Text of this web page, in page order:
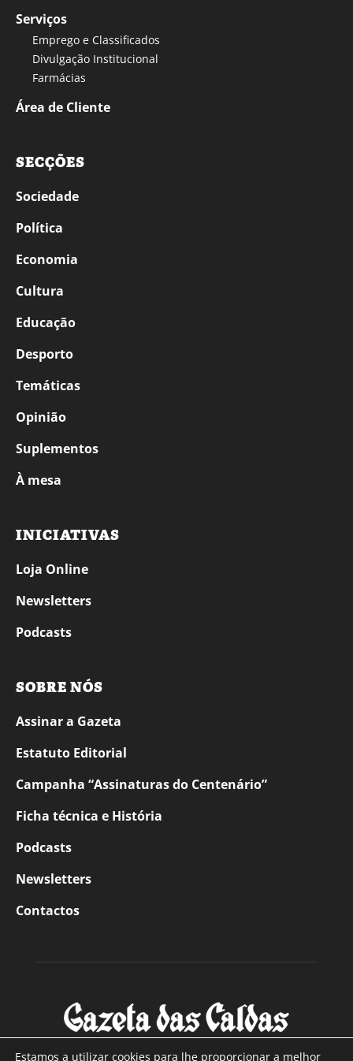
Serviços
Emprego e Classificados
Divulgação Institucional
Farmácias
Área de Cliente
SECÇÕES
Sociedade
Política
Economia
Cultura
Educação
Desporto
Temáticas
Opinião
Suplementos
À mesa
INICIATIVAS
Loja Online
Newsletters
Podcasts
SOBRE NÓS
Assinar a Gazeta
Estatuto Editorial
Campanha “Assinaturas do Centenário”
Ficha técnica e História
Podcasts
Newsletters
Contactos
Estamos a utilizar cookies para lhe proporcionar a melhor